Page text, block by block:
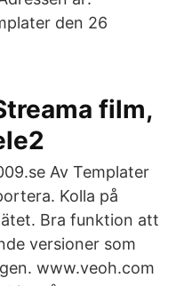
den 26
film,
Av Templater
Kolla på
Bra funktion att
versioner som
www.veoh.com